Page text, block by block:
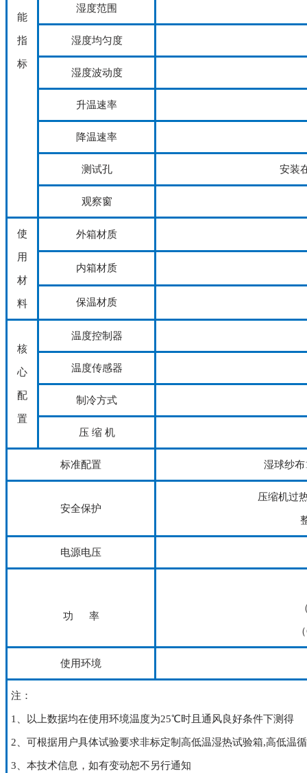
能
指
标
湿度范围
湿度均匀度
湿度波动度
升温速率
降温速率
测试孔 安装
观察窗
使
用
材
料
外箱材质
内箱材质
保温材质
核
心
配
置
温度控制器
温度传感器
制冷方式
压 缩 机
标准配置 湿球纱
安全保护
压缩机过
电源电压
功 率
使用环境
注：
1、以上数据均在使用环境温度为25℃时且通风良好条件下测得
2、可根据用户具体试验要求非标定制高低温湿热试验箱,高低温
3、本技术信息，如有变动恕不另行通知